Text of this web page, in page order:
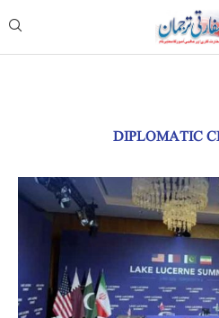
DIPLOMATIC